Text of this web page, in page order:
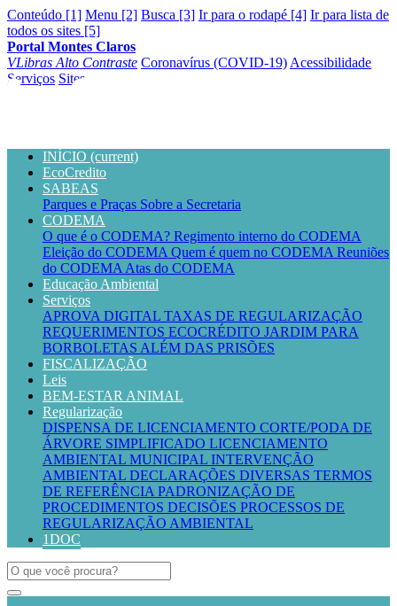
Conteúdo [1] Menu [2] Busca [3] Ir para o rodapé [4] Ir para lista de
todos os sites [5]
Portal Montes Claros
VLibras Alto Contraste Coronavírus (COVID-19) Acessibilidade
Serviços Sites
INÍCIO (current)
EcoCredito
SABEAS
Parques e Praças Sobre a Secretaria
CODEMA
O que é o CODEMA? Regimento interno do CODEMA
Eleição do CODEMA Quem é quem no CODEMA Reuniões
do CODEMA Atas do CODEMA
Educação Ambiental
Serviços
APROVA DIGITAL TAXAS DE REGULARIZAÇÃO
REQUERIMENTOS ECOCRÉDITO JARDIM PARA
BORBOLETAS ALÉM DAS PRISÕES
FISCALIZAÇÃO
Leis
BEM-ESTAR ANIMAL
Regularização
DISPENSA DE LICENCIAMENTO CORTE/PODA DE
ÁRVORE SIMPLIFICADO LICENCIAMENTO
AMBIENTAL MUNICIPAL INTERVENÇÃO
AMBIENTAL DECLARAÇÕES DIVERSAS TERMOS
DE REFERÊNCIA PADRONIZAÇÃO DE
PROCEDIMENTOS DECISÕES PROCESSOS DE
REGULARIZAÇÃO AMBIENTAL
1DOC